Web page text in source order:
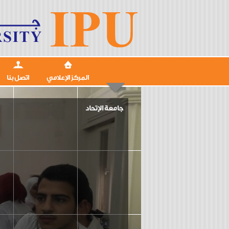
المركز الإعلامي اتصل بنا
جامعة الإتحاد